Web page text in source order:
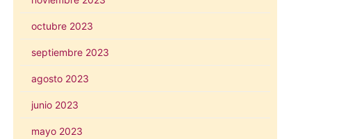
octubre 2023
septiembre 2023
agosto 2023
junio 2023
mayo 2023